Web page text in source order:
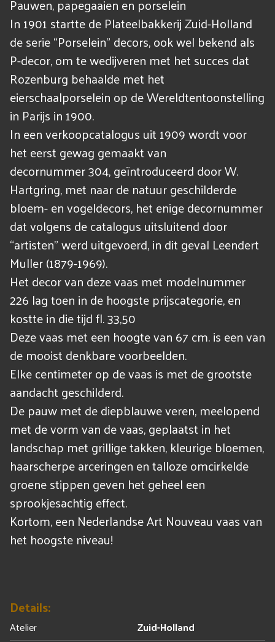
Pauwen, papegaaien en porselein
In 1901 startte de Plateelbakkerij Zuid-Holland
de serie “Porselein” decors, ook wel bekend als
P-decor, om te wedijveren met het succes dat
Rozenburg behaalde met het
eierschaalporselein op de Wereldtentoonstelling
in Parijs in 1900.
In een verkoopcatalogus uit 1909 wordt voor
het eerst gewag gemaakt van
decornummer 304, geïntroduceerd door W.
Hartgring, met naar de natuur geschilderde
bloem- en vogeldecors, het enige decornummer
dat volgens de catalogus uitsluitend door
“artisten” werd uitgevoerd, in dit geval Leendert
Muller (1879-1969).
Het decor van deze vaas met modelnummer
226 lag toen in de hoogste prijscategorie, en
kostte in die tijd fl. 33,50
Deze vaas met een hoogte van 67 cm. is een van
de mooist denkbare voorbeelden.
Elke centimeter op de vaas is met de grootste
aandacht geschilderd.
De pauw met de diepblauwe veren, meelopend
met de vorm van de vaas, geplaatst in het
landschap met grillige takken, kleurige bloemen,
haarscherpe arceringen en talloze omcirkelde
groene stippen geven het geheel een
sprookjesachtig effect.
Kortom, een Nederlandse Art Nouveau vaas van
het hoogste niveau!
Details:
Atelier
Zuid-Holland